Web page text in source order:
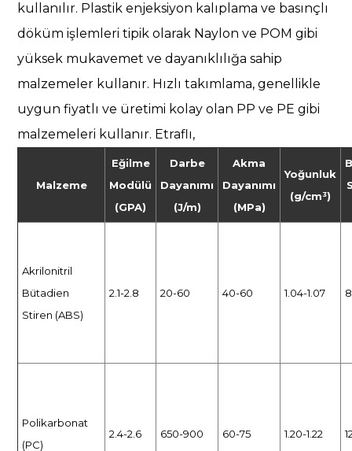
kullanılır. Plastik enjeksiyon kalıplama ve basınçlı
döküm işlemleri tipik olarak Naylon ve POM gibi
yüksek mukavemet ve dayanıklılığa sahip
malzemeler kullanır. Hızlı takımlama, genellikle
uygun fiyatlı ve üretimi kolay olan PP ve PE gibi
malzemeleri kullanır. Etraflı,
Malzeme
Eğilme
Modülü
(GPA)
Darbe
Dayanımı
(J/m)
Akma
Dayanımı
(MPa)
Yoğunluk
(g/cm³)
Akrilonitril
Bütadien
Stiren (ABS)
2.1-2.8 20-60 40-60 1.04-1.07
Polikarbonat
(PC)
2.4-2.6 650-900 60-75 1.20-1.22